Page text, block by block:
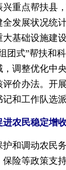
兴重点帮扶县
全发展状况统
基础设施建
团式”帮扶和
，调整优化中
价办法。开
和工作队选派
进农民稳定增
调动农民务
险等政策支